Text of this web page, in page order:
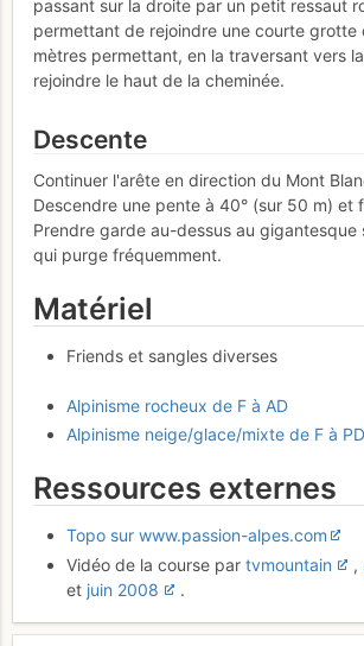
passant sur la droite par un petit ressaut
permettant de rejoindre une courte grotte
mètres permettant, en la traversant vers
rejoindre le haut de la cheminée.
Descente
Continuer l'arête en direction du Mont
Descendre une pente à 40° (sur 50 m) et
Prendre garde au-dessus au gigantesque
qui purge fréquemment.
Matériel
Friends et sangles diverses
Alpinisme rocheux de F à AD
Alpinisme neige/glace/mixte de F à
Ressources externes
Topo sur www.passion-alpes.com
Vidéo de la course par tvmountain ,
et juin 2008 .